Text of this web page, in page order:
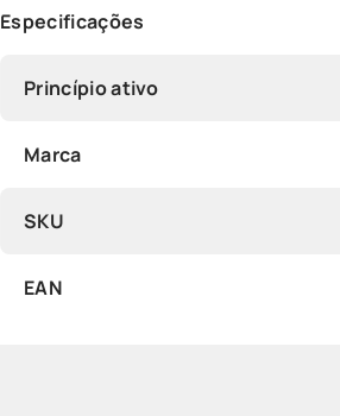
Especificações
Princípio ativo
Marca
SKU
EAN